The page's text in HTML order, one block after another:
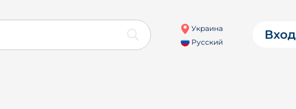
Украина
Русский
Вход